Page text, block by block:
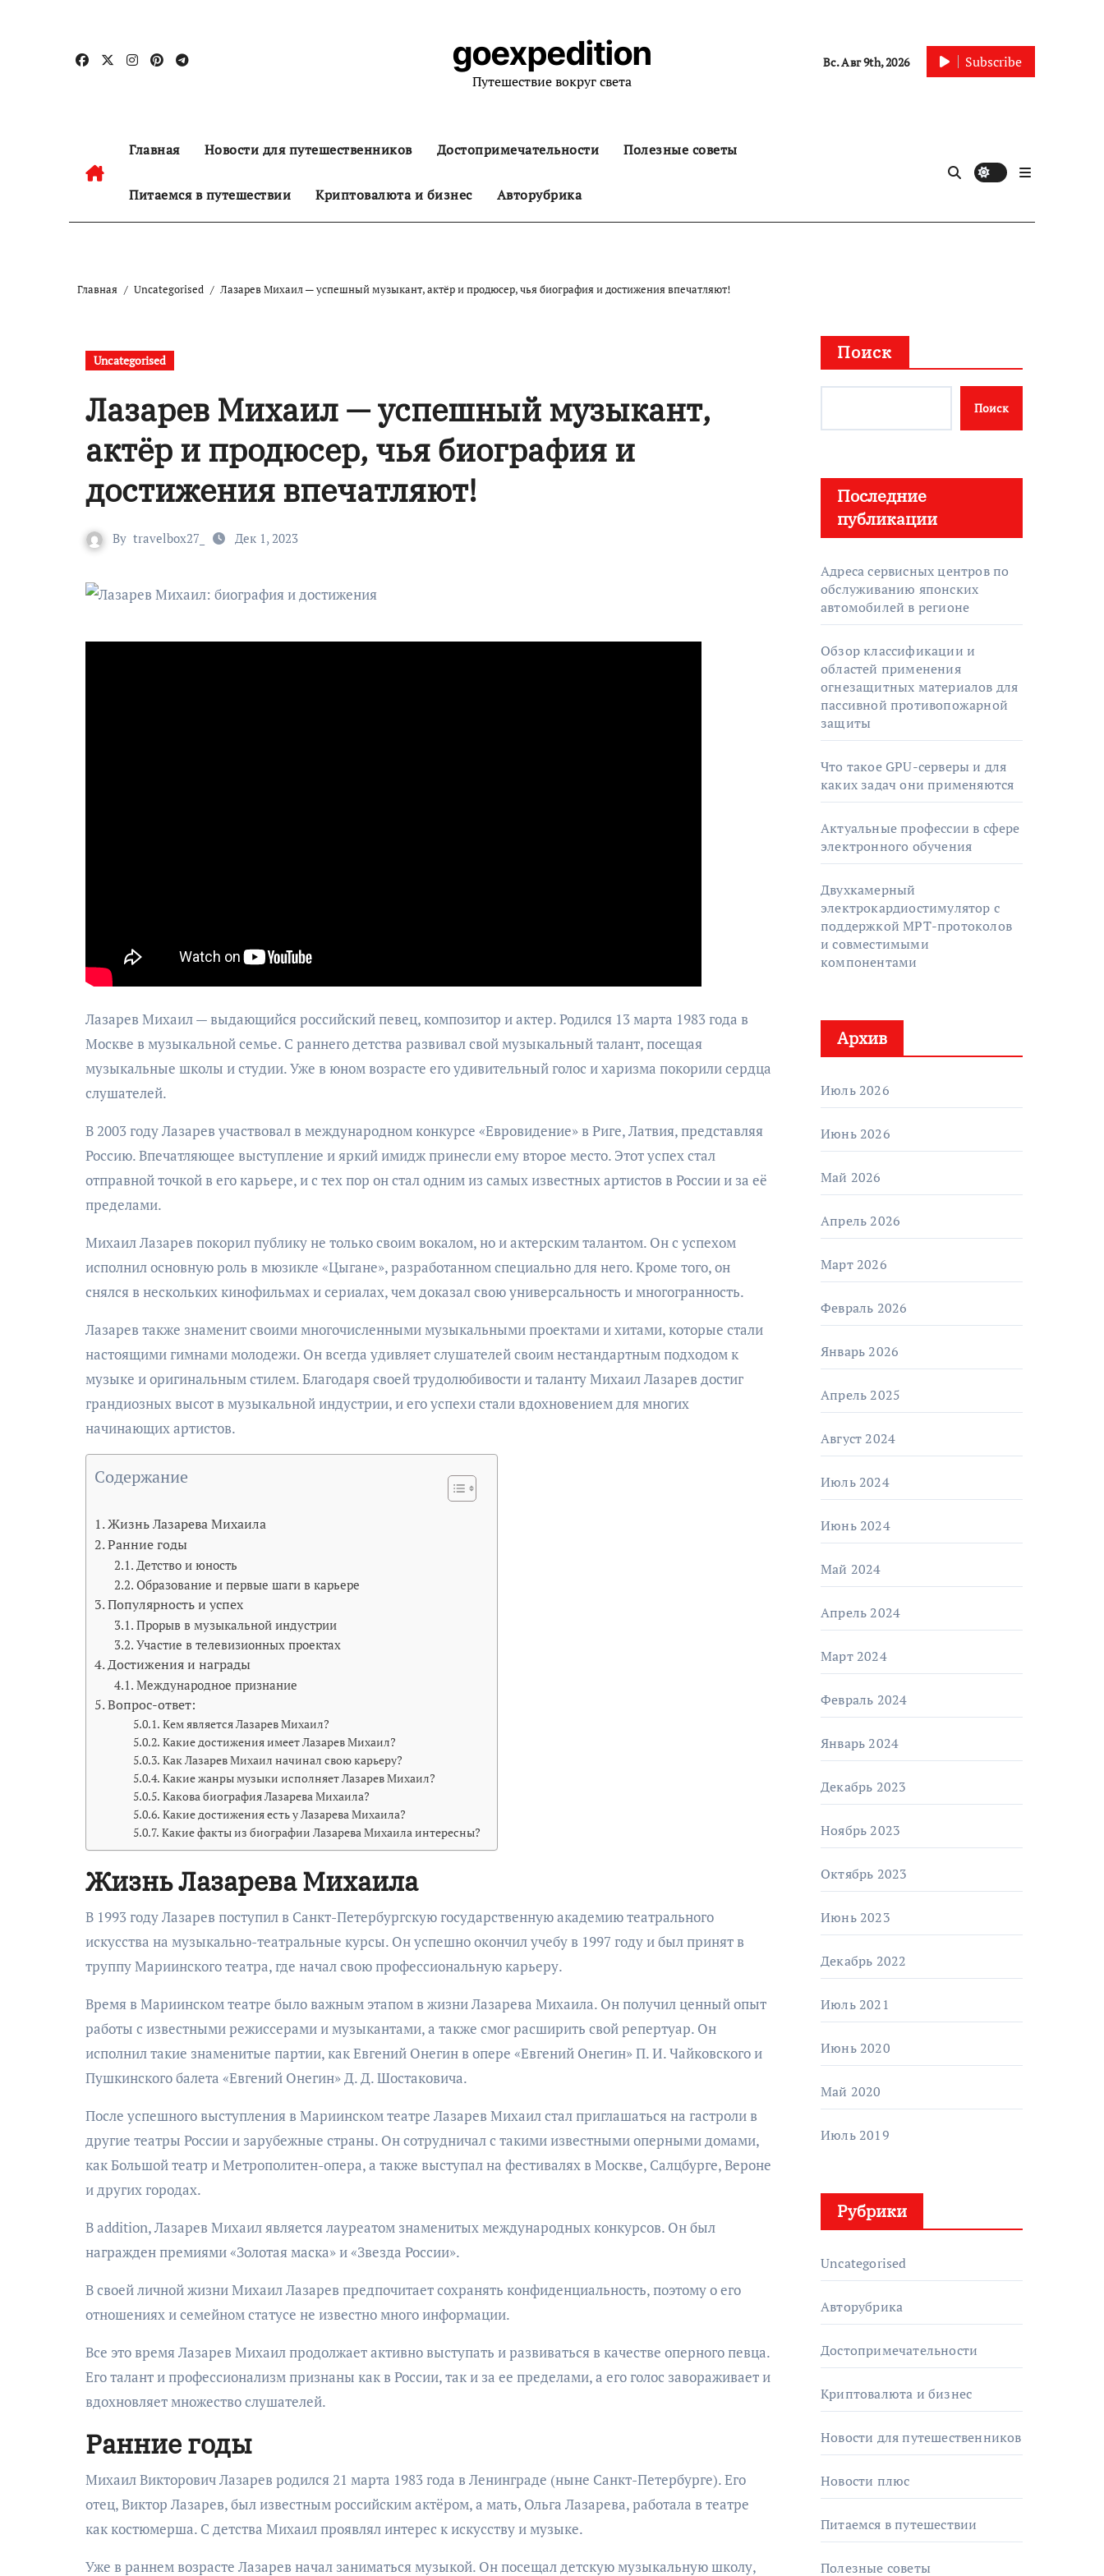
содержанию
goexpedition
Путешествие вокруг света
Вс. Авг 9th, 2026 Subscribe
Главная Новости для путешественников Достопримечательности Полезные советы
Питаемся в путешествии Криптовалюта и бизнес Авторубрика
Главная Uncategorised Лазарев Михаил — успешный музыкант, актёр и продюсер, чья биография и достижения впечатляют!
Uncategorised
Лазарев Михаил — успешный музыкант,
актёр и продюсер, чья биография и
достижения впечатляют!
By travelbox27_ Дек 1, 2023
Лазарев Михаил — выдающийся российский певец, композитор и актер. Родился 13 марта 1983 года в
Москве в музыкальной семье. С раннего детства развивал свой музыкальный талант, посещая
музыкальные школы и студии. Уже в юном возрасте его удивительный голос и харизма покорили сердца
слушателей.
В 2003 году Лазарев участвовал в международном конкурсе «Евровидение» в Риге, Латвия, представляя
Россию. Впечатляющее выступление и яркий имидж принесли ему второе место. Этот успех стал
отправной точкой в его карьере, и с тех пор он стал одним из самых известных артистов в России и за её
пределами.
Михаил Лазарев покорил публику не только своим вокалом, но и актерским талантом. Он с успехом
исполнил основную роль в мюзикле «Цыгане», разработанном специально для него. Кроме того, он
снялся в нескольких кинофильмах и сериалах, чем доказал свою универсальность и многогранность.
Лазарев также знаменит своими многочисленными музыкальными проектами и хитами, которые стали
настоящими гимнами молодежи. Он всегда удивляет слушателей своим нестандартным подходом к
музыке и оригинальным стилем. Благодаря своей трудолюбивости и таланту Михаил Лазарев достиг
грандиозных высот в музыкальной индустрии, и его успехи стали вдохновением для многих
начинающих артистов.
Содержание
Жизнь Лазарева Михаила
Ранние годы
Детство и юность
Образование и первые шаги в карьере
Популярность и успех
Прорыв в музыкальной индустрии
Участие в телевизионных проектах
Достижения и награды
Международное признание
Вопрос-ответ:
Кем является Лазарев Михаил?
Какие достижения имеет Лазарев Михаил?
Как Лазарев Михаил начинал свою карьеру?
Какие жанры музыки исполняет Лазарев Михаил?
Какова биография Лазарева Михаила?
Какие достижения есть у Лазарева Михаила?
Какие факты из биографии Лазарева Михаила интересны?
Жизнь Лазарева Михаила
В 1993 году Лазарев поступил в Санкт-Петербургскую государственную академию театрального
искусства на музыкально-театральные курсы. Он успешно окончил учебу в 1997 году и был принят в
труппу Мариинского театра, где начал свою профессиональную карьеру.
Время в Мариинском театре было важным этапом в жизни Лазарева Михаила. Он получил ценный опыт
работы с известными режиссерами и музыкантами, а также смог расширить свой репертуар. Он
исполнил такие знаменитые партии, как Евгений Онегин в опере «Евгений Онегин» П. И. Чайковского и
Пушкинского балета «Евгений Онегин» Д. Д. Шостаковича.
После успешного выступления в Мариинском театре Лазарев Михаил стал приглашаться на гастроли в
другие театры России и зарубежные страны. Он сотрудничал с такими известными оперными домами,
как Большой театр и Метрополитен-опера, а также выступал на фестивалях в Москве, Салцбурге, Вероне
и других городах.
В addition, Лазарев Михаил является лауреатом знаменитых международных конкурсов. Он был
награжден премиями «Золотая маска» и «Звезда России».
В своей личной жизни Михаил Лазарев предпочитает сохранять конфиденциальность, поэтому о его
отношениях и семейном статусе не известно много информации.
Все это время Лазарев Михаил продолжает активно выступать и развиваться в качестве оперного певца.
Его талант и профессионализм признаны как в России, так и за ее пределами, а его голос завораживает и
вдохновляет множество слушателей.
Ранние годы
Михаил Викторович Лазарев родился 21 марта 1983 года в Ленинграде (ныне Санкт-Петербурге). Его
отец, Виктор Лазарев, был известным российским актёром, а мать, Ольга Лазарева, работала в театре
как костюмерша. С детства Михаил проявлял интерес к искусству и музыке.
Уже в раннем возрасте Лазарев начал заниматься музыкой. Он посещал детскую музыкальную школу,
Поиск
Поиск
Последние
публикации
Адреса сервисных центров по
обслуживанию японских
автомобилей в регионе
Обзор классификации и
областей применения
огнезащитных материалов для
пассивной противопожарной
защиты
Что такое GPU-серверы и для
каких задач они применяются
Актуальные профессии в сфере
электронного обучения
Двухкамерный
электрокардиостимулятор с
поддержкой МРТ-протоколов
и совместимыми
компонентами
Архив
Июль 2026
Июнь 2026
Май 2026
Апрель 2026
Март 2026
Февраль 2026
Январь 2026
Апрель 2025
Август 2024
Июль 2024
Июнь 2024
Май 2024
Апрель 2024
Март 2024
Февраль 2024
Январь 2024
Декабрь 2023
Ноябрь 2023
Октябрь 2023
Июнь 2023
Декабрь 2022
Июль 2021
Июнь 2020
Май 2020
Июль 2019
Рубрики
Uncategorised
Авторубрика
Достопримечательности
Криптовалюта и бизнес
Новости для путешественников
Новости плюс
Питаемся в путешествии
Полезные советы